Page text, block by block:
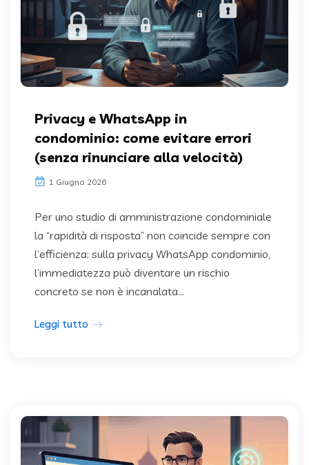
Privacy e WhatsApp in
condominio: come evitare errori
(senza rinunciare alla velocità)
1 Giugno 2026
Per uno studio di amministrazione condominiale
la “rapidità di risposta” non coincide sempre con
l’efficienza: sulla privacy WhatsApp condominio,
l’immediatezza può diventare un rischio
concreto se non è incanalata...
Leggi tutto